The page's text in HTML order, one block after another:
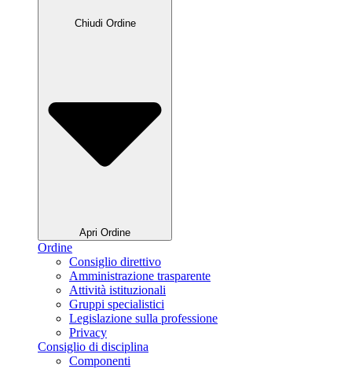
Chiudi Ordine
Apri Ordine
Ordine
Consiglio direttivo
Amministrazione trasparente
Attività istituzionali
Gruppi specialistici
Legislazione sulla professione
Privacy
Consiglio di disciplina
Componenti